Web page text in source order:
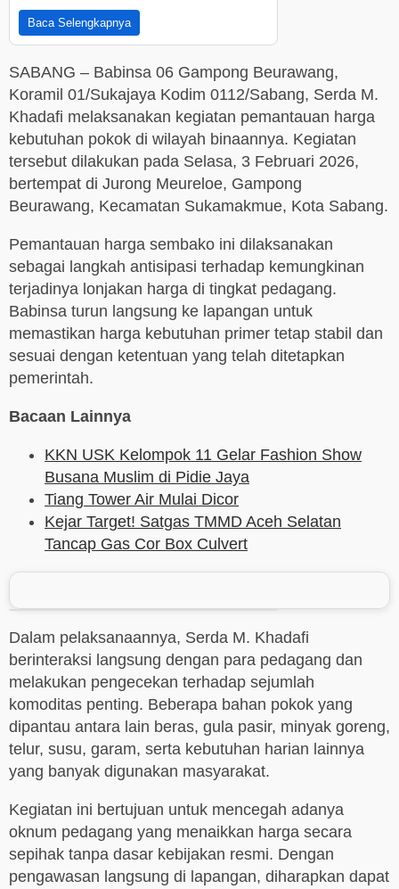
Baca Selengkapnya
SABANG – Babinsa 06 Gampong Beurawang,
Koramil 01/Sukajaya Kodim 0112/Sabang, Serda M.
Khadafi melaksanakan kegiatan pemantauan harga
kebutuhan pokok di wilayah binaannya. Kegiatan
tersebut dilakukan pada Selasa, 3 Februari 2026,
bertempat di Jurong Meureloe, Gampong
Beurawang, Kecamatan Sukamakmue, Kota Sabang.
Pemantauan harga sembako ini dilaksanakan
sebagai langkah antisipasi terhadap kemungkinan
terjadinya lonjakan harga di tingkat pedagang.
Babinsa turun langsung ke lapangan untuk
memastikan harga kebutuhan primer tetap stabil dan
sesuai dengan ketentuan yang telah ditetapkan
pemerintah.
Bacaan Lainnya
KKN USK Kelompok 11 Gelar Fashion Show
Busana Muslim di Pidie Jaya
Tiang Tower Air Mulai Dicor
Kejar Target! Satgas TMMD Aceh Selatan
Tancap Gas Cor Box Culvert
Dalam pelaksanaannya, Serda M. Khadafi
berinteraksi langsung dengan para pedagang dan
melakukan pengecekan terhadap sejumlah
komoditas penting. Beberapa bahan pokok yang
dipantau antara lain beras, gula pasir, minyak goreng,
telur, susu, garam, serta kebutuhan harian lainnya
yang banyak digunakan masyarakat.
Kegiatan ini bertujuan untuk mencegah adanya
oknum pedagang yang menaikkan harga secara
sepihak tanpa dasar kebijakan resmi. Dengan
pengawasan langsung di lapangan, diharapkan dapat